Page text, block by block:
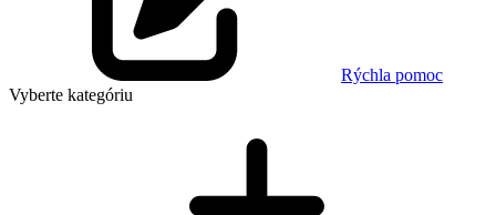
Rýchla pomoc
Vyberte kategóriu